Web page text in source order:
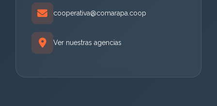
cooperativa@comarapa.coop
Ver nuestras agencias